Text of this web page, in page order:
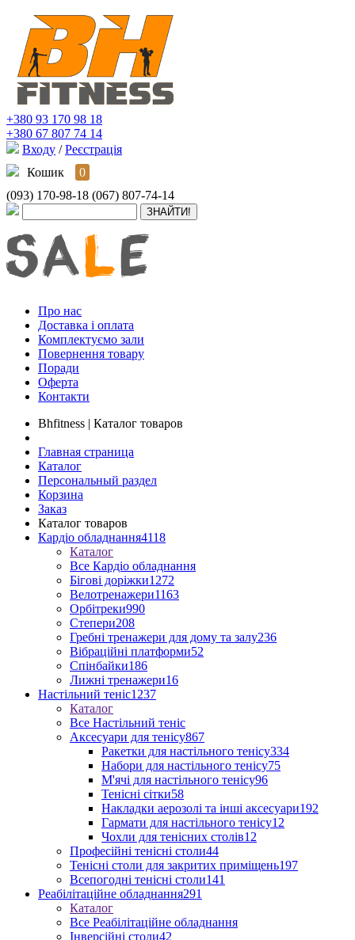
+380 93 170 98 18
+380 67 807 74 14
Входу / Реєстрація
Кошик
0
(093) 170-98-18 (067) 807-74-14
Про нас
Доставка і оплата
Комплектуємо зали
Повернення товару
Поради
Оферта
Контакти
Bhfitness | Каталог товаров
Главная страница
Каталог
Персональный раздел
Корзина
Заказ
Каталог товаров
Кардіо обладнання4118
Каталог
Все Кардіо обладнання
Бігові доріжки1272
Велотренажери1163
Орбітреки990
Степери208
Гребні тренажери для дому та залу236
Вібраційні платформи52
Спінбайки186
Лижні тренажери16
Настільний теніс1237
Каталог
Все Настільний теніс
Аксесуари для тенісу867
Ракетки для настільного тенісу334
Набори для настільного тенісу75
М'ячі для настільного тенісу96
Тенісні сітки58
Накладки аерозолі та інші аксесуари192
Гармати для настільного тенісу12
Чохли для тенісних столів12
Професійні тенісні столи44
Тенісні столи для закритих приміщень197
Всепогодні тенісні столи141
Реабілітаційне обладнання291
Каталог
Все Реабілітаційне обладнання
Інверсійні столи42